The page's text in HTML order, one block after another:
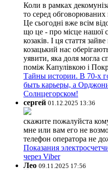
Коли в рамках
то серед обговорюваних
Це сьогодні вже всім
що це - про місце нашої
козаків. І ця стаття
козацький нас
уявити, яка доля могла
поміж Капулівкою і
Тайны истории. В 70-х
быть карьеры, а
Солнцегорском!
сергей 01.12.2025 13:36
скажите пожалуйста
мне или вам его не
телефон оператора не
Показания
через Viber
Лео 09.11.2025 17:56